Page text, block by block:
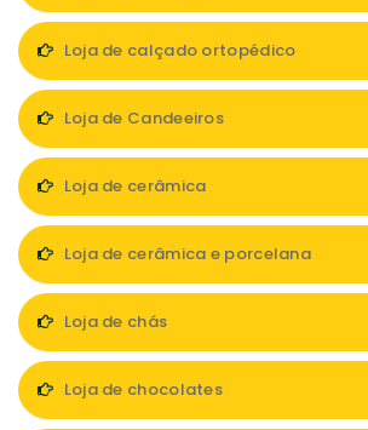
Loja de calçado ortopédico
Loja de Candeeiros
Loja de cerâmica
Loja de cerâmica e porcelana
Loja de chás
Loja de chocolates